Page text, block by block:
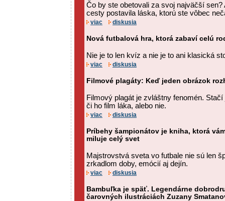
Čo by ste obetovali za svoj najväčší
cesty postavila láska, ktorú ste vôbec
viac diskusia
Nová futbalová hra, ktorá zabaví celú
Nie je to len kvíz a nie je to ani klasická
viac diskusia
Filmové plagáty: Keď jeden obrázok
Filmový plagát je zvláštny fenomén.
či ho film láka, alebo nie.
viac diskusia
Príbehy šampionátov je kniha, ktorá
miluje celý svet
Majstrovstvá sveta vo futbale nie sú len
zrkadlom doby, emócií aj dejín.
viac diskusia
Bambuľka je späť. Legendárne
čarovných ilustráciách Zuzany